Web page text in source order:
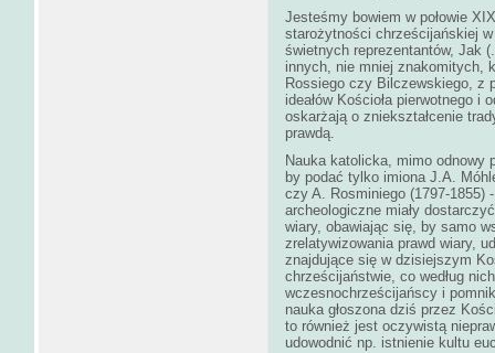
Jesteśmy bowiem w połowie
starożytności chrześcijańskiej
świetnych reprezentantów, Jak
innych, nie mniej znakomitych,
Rossiego czy Bilczewskiego, z
ideałów Kościoła pierwotnego
oskarżają o zniekształcenie
prawdą.
Nauka katolicka, mimo odnowy
by podać tylko imiona J.A.
czy A. Rosminiego (1797-1855)
archeologiczne miały
wiary, obawiając się, by samo
zrelatywizowania prawd wiary,
znajdujące się w dzisiejszym
chrześcijaństwie, co według
wczesnochrześcijańscy i
nauka głoszona dziś przez
to również jest oczywistą
udowodnić np. istnienie kultu